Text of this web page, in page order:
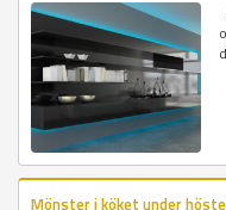
Mönster i köket under